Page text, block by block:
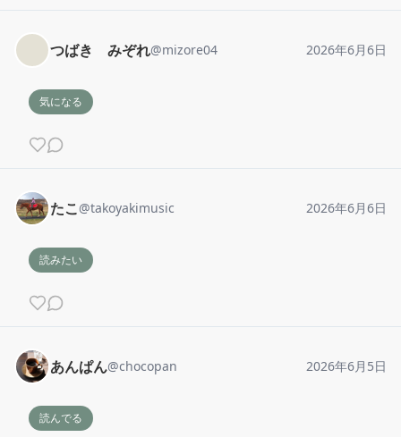
つばき みぞれ@mizore04 2026年6月6日
気になる
たこ@takoyakimusic 2026年6月6日
読みたい
あんぱん@chocopan 2026年6月5日
読んでる